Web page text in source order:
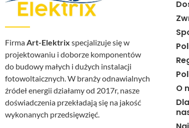
Firma Art-Elektrix specjalizuje się w
projektowaniu i doborze komponentów
do budowy małych i dużych instalacji
fotowoltaicznych. W branży odnawialnych
źródeł energii działamy od 2017r, nasze
doświadczenia przekładają się na jakość
wykonanych przedsięwzięć.
O